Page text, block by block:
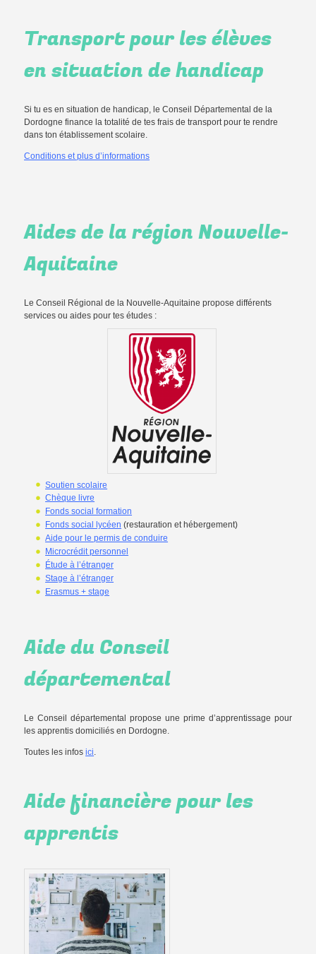
Transport pour les élèves
en situation de handicap
Si tu es en situation de handicap, le Conseil Départemental de la
Dordogne finance la totalité de tes frais de transport pour te rendre
dans ton établissement scolaire.
Conditions et plus d’informations
Aides de la région Nouvelle-
Aquitaine
Le Conseil Régional de la Nouvelle-Aquitaine propose différents
services ou aides pour tes études :
Soutien scolaire
Chèque livre
Fonds social formation
Fonds social lycéen (restauration et hébergement)
Aide pour le permis de conduire
Microcrédit personnel
Étude à l’étranger
Stage à l’étranger
Erasmus + stage
Aide du Conseil
départemental
Le Conseil départemental propose une prime d’apprentissage pour
les apprentis domiciliés en Dordogne.
Toutes les infosici
Aide financière pour les
apprentis